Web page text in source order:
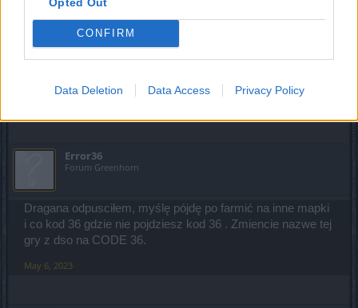
CONFIRM
Data Deletion Data Access Privacy Policy
Gm'a z metina2 ja tylko iteresuje zarabianie kasy dla firmy
a nie gracze ona ma ich gdzies tylko kasa sie liczy
a stracony czas premium tez bedzie przedluzany ? raczej
nie bo to kasa
Error36
Forum Greenhorn
Dragana odpusciłem, myślę pójdę po farmić na inne mapki
i co kod 36 gdzie nie pojdziesz kod 36 . Zmiencie nazwe tej
gry z dso na CODE 36.
May 6, 2023